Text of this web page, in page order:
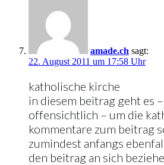
amade.ch sagt:
22. August 2011 um 17:58 Uhr
katholische kirche
in diesem beitrag geht es
offensichtlich – um die
kommentare zum beitrag
zumindest anfangs
den beitrag an sich